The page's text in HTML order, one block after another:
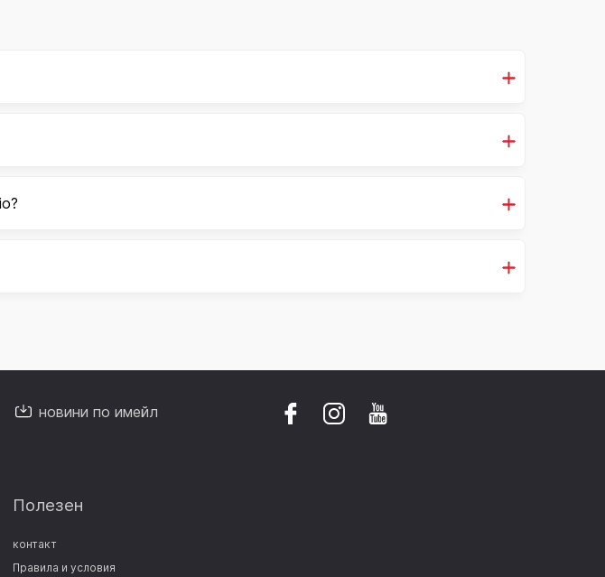
новини по имейл
Полезен
контакт
Правила и условия